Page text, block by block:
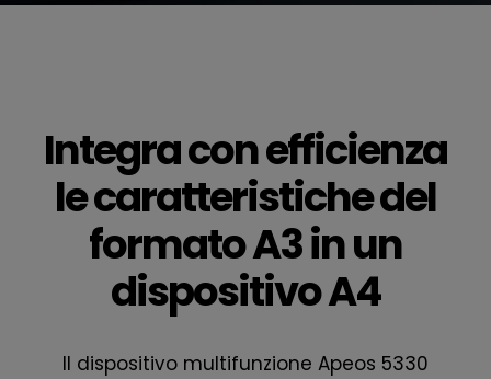
Integra con efficienza
le caratteristiche del
formato A3 in un
dispositivo A4
Il dispositivo multifunzione Apeos 5330